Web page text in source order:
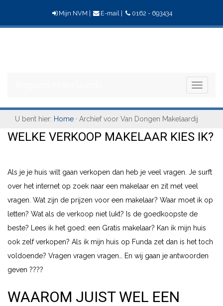
Mijn NVM E-mail| 0162 - 693434
Toggle
U bent hier: Home · Archief voor Van Dongen Makelaardij
WELKE VERKOOP MAKELAAR KIES IK?
Als je je huis wilt gaan verkopen dan heb je veel vragen. Je surft
over het internet op zoek naar een makelaar en zit met veel
vragen. Wat zijn de prijzen voor een makelaar? Waar moet ik op
letten? Wat als de verkoop niet lukt? Is de goedkoopste de
beste? Lees ik het goed: een Gratis makelaar? Kan ik mijn huis
ook zelf verkopen? Als ik mijn huis op Funda zet dan is het toch
voldoende? Vragen vragen vragen… En wij gaan je antwoorden
geven ????
WAAROM JUIST WEL EEN